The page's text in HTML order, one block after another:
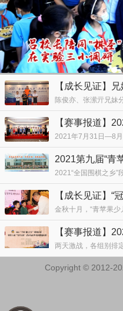
【成长见证】
【成长见证】“
Copyright © 2012-